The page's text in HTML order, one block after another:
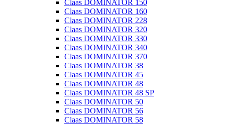
Claas DOMINATOR 150
Claas DOMINATOR 160
Claas DOMINATOR 228
Claas DOMINATOR 320
Claas DOMINATOR 330
Claas DOMINATOR 340
Claas DOMINATOR 370
Claas DOMINATOR 38
Claas DOMINATOR 45
Claas DOMINATOR 48
Claas DOMINATOR 48 SP
Claas DOMINATOR 50
Claas DOMINATOR 56
Claas DOMINATOR 58